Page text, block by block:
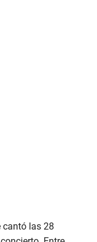
cantó las 28